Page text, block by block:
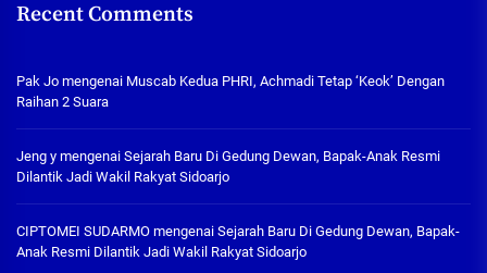
Recent Comments
Pak Jo mengenai Muscab Kedua PHRI, Achmadi Tetap ‘Keok’ Dengan
Raihan 2 Suara
Jeng y mengenai Sejarah Baru Di Gedung Dewan, Bapak-Anak Resmi
Dilantik Jadi Wakil Rakyat Sidoarjo
CIPTOMEI SUDARMO mengenai Sejarah Baru Di Gedung Dewan, Bapak-
Anak Resmi Dilantik Jadi Wakil Rakyat Sidoarjo